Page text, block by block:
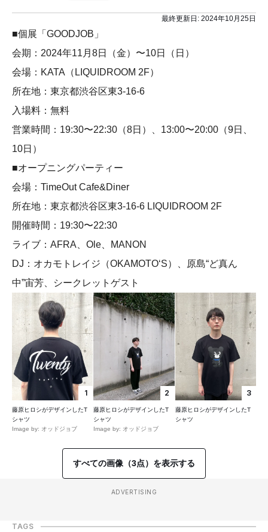
最終更新日: 2024年10月25日
■個展「GOODJOB」
会期：2024年11月8日（金）〜10日（日）
会場：KATA（LIQUIDROOM 2F）
所在地：東京都渋谷区東3-16-6
入場料：無料
営業時間：19:30〜22:30（8日）、13:00〜20:00（9日、
10日）
■オープニングパーティー
会場：TimeOut Cafe&Diner
所在地：東京都渋谷区東3-16-6 LIQUIDROOM 2F
開催時間：19:30〜22:30
ライブ：AFRA、Ole、MANON
DJ：オカモトレイジ（OKAMOTO‘S）、原島“ど真ん
中”宙芳、シークレットゲスト
1
藤原ヒロシがデザインしたT
シャツ
Image by: オッドジョブ
2
藤原ヒロシがデザインしたT
シャツ
Image by: オッドジョブ
3
藤原ヒロシがデザインしたT
シャツ
すべての画像（3点）を表示する
ADVERTISING
TAGS